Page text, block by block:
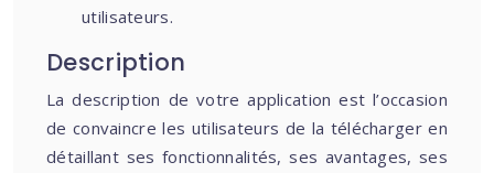
utilisateurs.
Description
La description de votre application est l’occasion
de convaincre les utilisateurs de la télécharger en
détaillant ses fonctionnalités, ses avantages, ses